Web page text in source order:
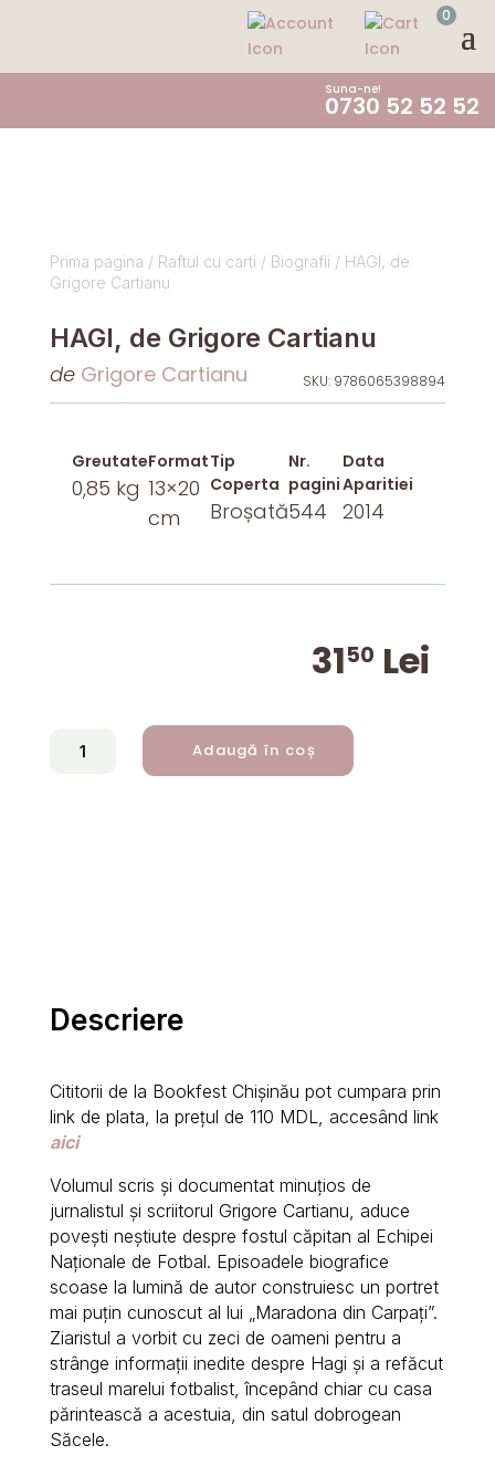
0
Suna-ne!
0730 52 52 52
Prima pagina / Raftul cu carti / Biografii / HAGI, de
Grigore Cartianu
HAGI, de Grigore Cartianu
de Grigore Cartianu SKU: 9786065398894
Greutate
0,85 kg
Format
13×20
cm
Tip
Coperta
Broșată
Nr.
pagini
544
Data
Aparitiei
2014
3150 Lei
Adaugă în coș
Descriere
Cititorii de la Bookfest Chișinău pot cumpara prin
link de plata, la prețul de 110 MDL, accesând link
aici
Volumul scris și documentat minuțios de
jurnalistul și scriitorul Grigore Cartianu, aduce
povești neștiute despre fostul căpitan al Echipei
Naționale de Fotbal. Episoadele biografice
scoase la lumină de autor construiesc un portret
mai puțin cunoscut al lui „Maradona din Carpați”.
Ziaristul a vorbit cu zeci de oameni pentru a
strânge informații inedite despre Hagi și a refăcut
traseul marelui fotbalist, începând chiar cu casa
părintească a acestuia, din satul dobrogean
Săcele.